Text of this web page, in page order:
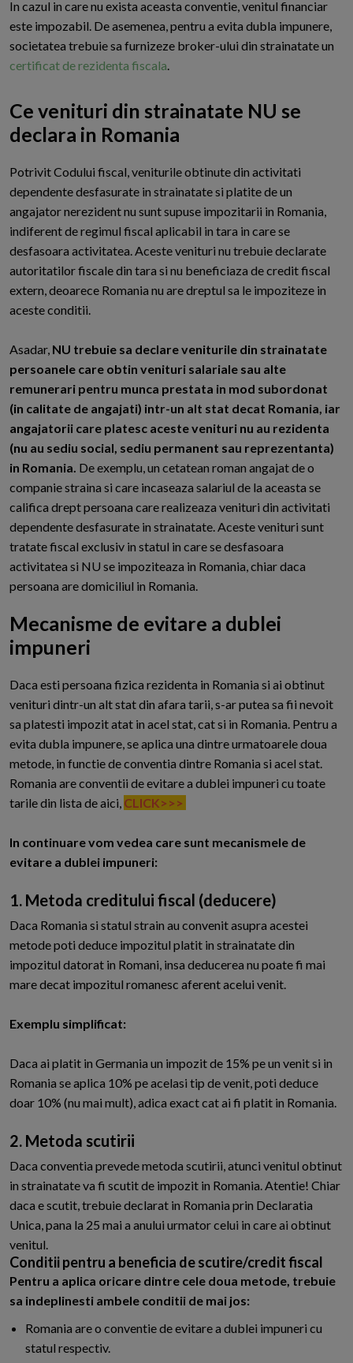
In cazul in care nu exista aceasta conventie, venitul financiar
este impozabil. De asemenea, pentru a evita dubla impunere,
societatea trebuie sa furnizeze broker-ului din strainatate un
certificat de rezidenta fiscala.
Ce venituri din strainatate NU se
declara in Romania
Potrivit Codului fiscal, veniturile obtinute din activitati
dependente desfasurate in strainatate si platite de un
angajator nerezident nu sunt supuse impozitarii in Romania,
indiferent de regimul fiscal aplicabil in tara in care se
desfasoara activitatea. Aceste venituri nu trebuie declarate
autoritatilor fiscale din tara si nu beneficiaza de credit fiscal
extern, deoarece Romania nu are dreptul sa le impoziteze in
aceste conditii.
Asadar, NU trebuie sa declare veniturile din strainatate
persoanele care obtin venituri salariale sau alte
remunerari pentru munca prestata in mod subordonat
(in calitate de angajati) intr-un alt stat decat Romania, iar
angajatorii care platesc aceste venituri nu au rezidenta
(nu au sediu social, sediu permanent sau reprezentanta)
in Romania. De exemplu, un cetatean roman angajat de o
companie straina si care incaseaza salariul de la aceasta se
califica drept persoana care realizeaza venituri din activitati
dependente desfasurate in strainatate. Aceste venituri sunt
tratate fiscal exclusiv in statul in care se desfasoara
activitatea si NU se impoziteaza in Romania, chiar daca
persoana are domiciliul in Romania.
Mecanisme de evitare a dublei
impuneri
Daca esti persoana fizica rezidenta in Romania si ai obtinut
venituri dintr-un alt stat din afara tarii, s-ar putea sa fii nevoit
sa platesti impozit atat in acel stat, cat si in Romania. Pentru a
evita dubla impunere, se aplica una dintre urmatoarele doua
metode, in functie de conventia dintre Romania si acel stat.
Romania are conventii de evitare a dublei impuneri cu toate
tarile din lista de aici, CLICK>>>
In continuare vom vedea care sunt mecanismele de
evitare a dublei impuneri:
1. Metoda creditului fiscal (deducere)
Daca Romania si statul strain au convenit asupra acestei
metode poti deduce impozitul platit in strainatate din
impozitul datorat in Romani, insa deducerea nu poate fi mai
mare decat impozitul romanesc aferent acelui venit.
Exemplu simplificat:
Daca ai platit in Germania un impozit de 15% pe un venit si in
Romania se aplica 10% pe acelasi tip de venit, poti deduce
doar 10% (nu mai mult), adica exact cat ai fi platit in Romania.
2. Metoda scutirii
Daca conventia prevede metoda scutirii, atunci venitul obtinut
in strainatate va fi scutit de impozit in Romania. Atentie! Chiar
daca e scutit, trebuie declarat in Romania prin Declaratia
Unica, pana la 25 mai a anului urmator celui in care ai obtinut
venitul.
Conditii pentru a beneficia de scutire/credit fiscal
Pentru a aplica oricare dintre cele doua metode, trebuie
sa indeplinesti ambele conditii de mai jos:
Romania are o conventie de evitare a dublei impuneri cu
statul respectiv.